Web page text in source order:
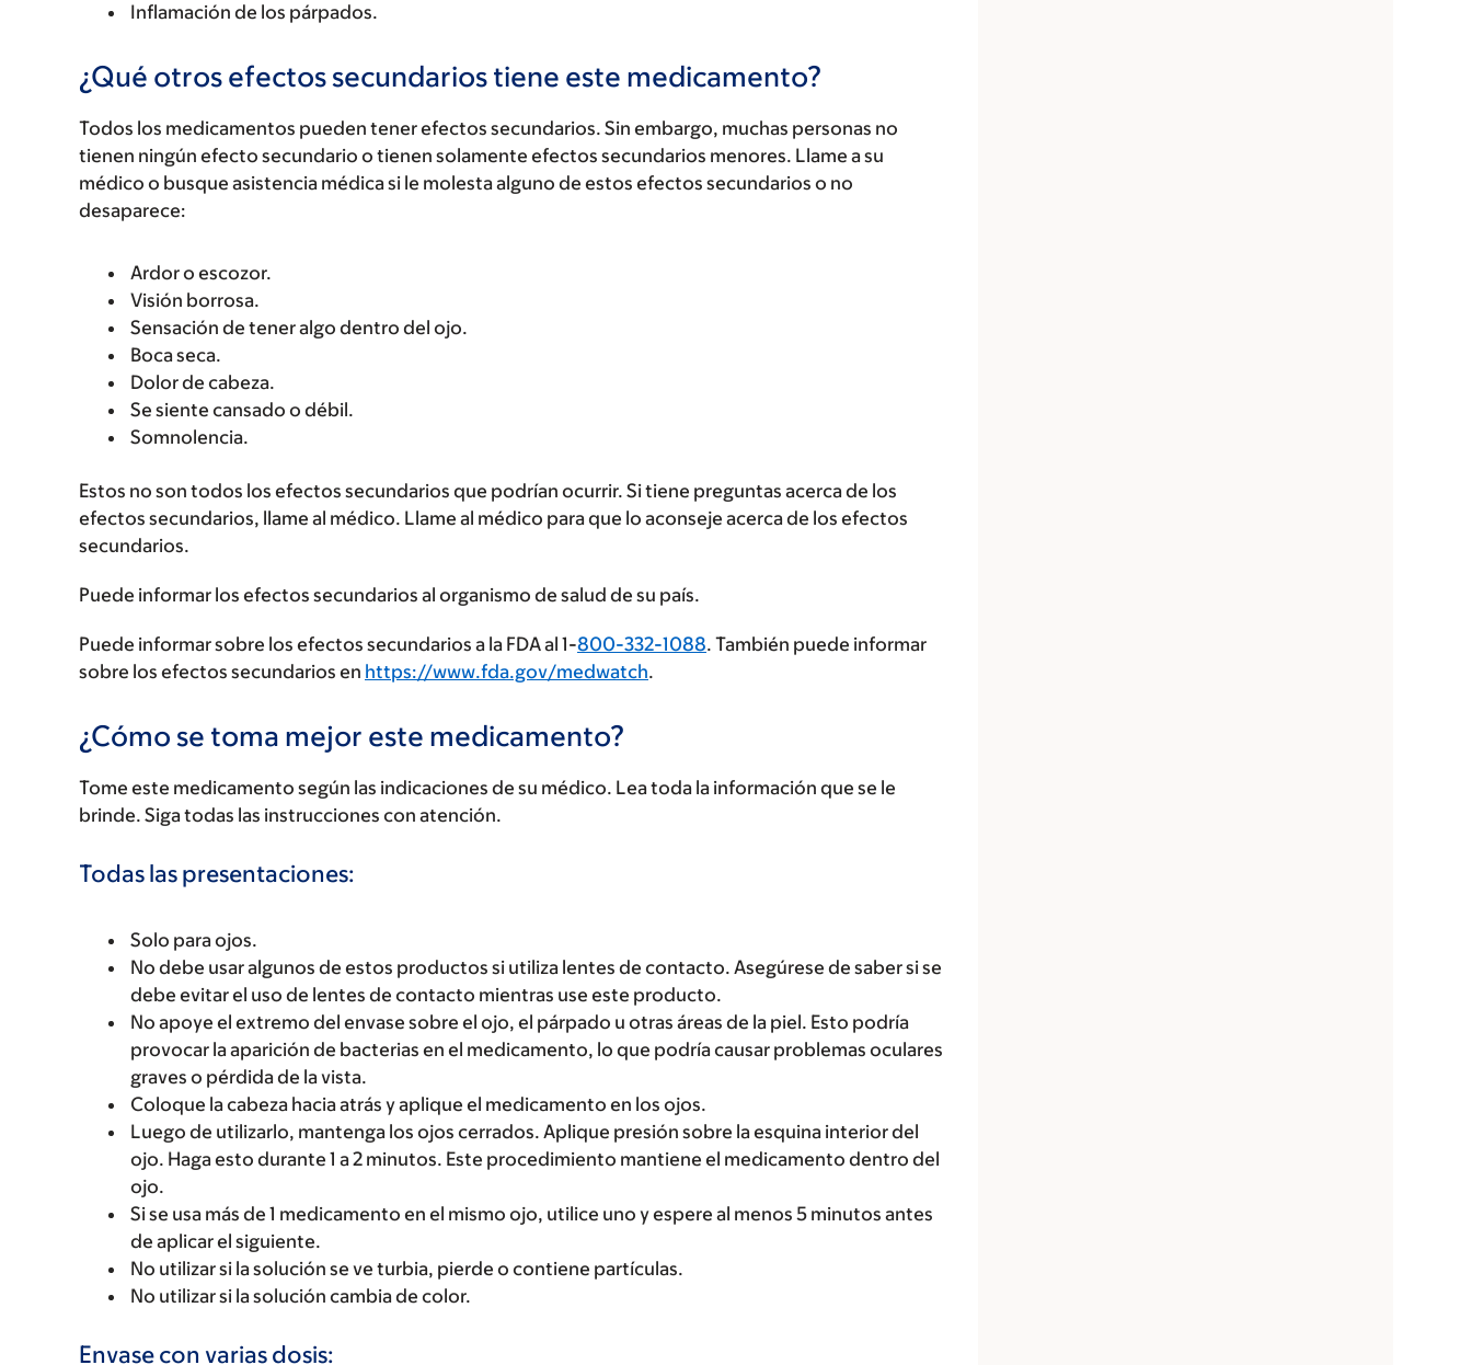
Inflamación de los párpados.
¿Qué otros efectos secundarios tiene este medicamento?
Todos los medicamentos pueden tener efectos secundarios. Sin embargo, muchas personas no
tienen ningún efecto secundario o tienen solamente efectos secundarios menores. Llame a su
médico o busque asistencia médica si le molesta alguno de estos efectos secundarios o no
desaparece:
Ardor o escozor.
Visión borrosa.
Sensación de tener algo dentro del ojo.
Boca seca.
Dolor de cabeza.
Se siente cansado o débil.
Somnolencia.
Estos no son todos los efectos secundarios que podrían ocurrir. Si tiene preguntas acerca de los
efectos secundarios, llame al médico. Llame al médico para que lo aconseje acerca de los efectos
secundarios.
Puede informar los efectos secundarios al organismo de salud de su país.
Puede informar sobre los efectos secundarios a la FDA al 1-800-332-1088. También puede informar
sobre los efectos secundarios en https://www.fda.gov/medwatch.
¿Cómo se toma mejor este medicamento?
Tome este medicamento según las indicaciones de su médico. Lea toda la información que se le
brinde. Siga todas las instrucciones con atención.
Todas las presentaciones:
Solo para ojos.
No debe usar algunos de estos productos si utiliza lentes de contacto. Asegúrese de saber si se
debe evitar el uso de lentes de contacto mientras use este producto.
No apoye el extremo del envase sobre el ojo, el párpado u otras áreas de la piel. Esto podría
provocar la aparición de bacterias en el medicamento, lo que podría causar problemas oculares
graves o pérdida de la vista.
Coloque la cabeza hacia atrás y aplique el medicamento en los ojos.
Luego de utilizarlo, mantenga los ojos cerrados. Aplique presión sobre la esquina interior del
ojo. Haga esto durante 1 a 2 minutos. Este procedimiento mantiene el medicamento dentro del
ojo.
Si se usa más de 1 medicamento en el mismo ojo, utilice uno y espere al menos 5 minutos antes
de aplicar el siguiente.
No utilizar si la solución se ve turbia, pierde o contiene partículas.
No utilizar si la solución cambia de color.
Envase con varias dosis: